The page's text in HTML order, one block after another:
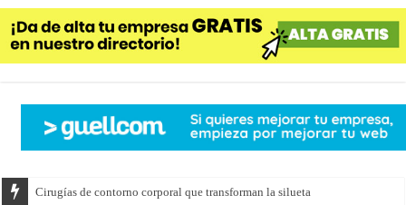
Cirugías de contorno corporal que transforman la silueta